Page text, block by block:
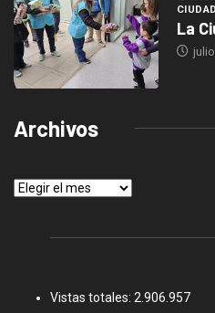
CIUDAD
La
Archivos
Archivos
Vistas totales: 2.906.957